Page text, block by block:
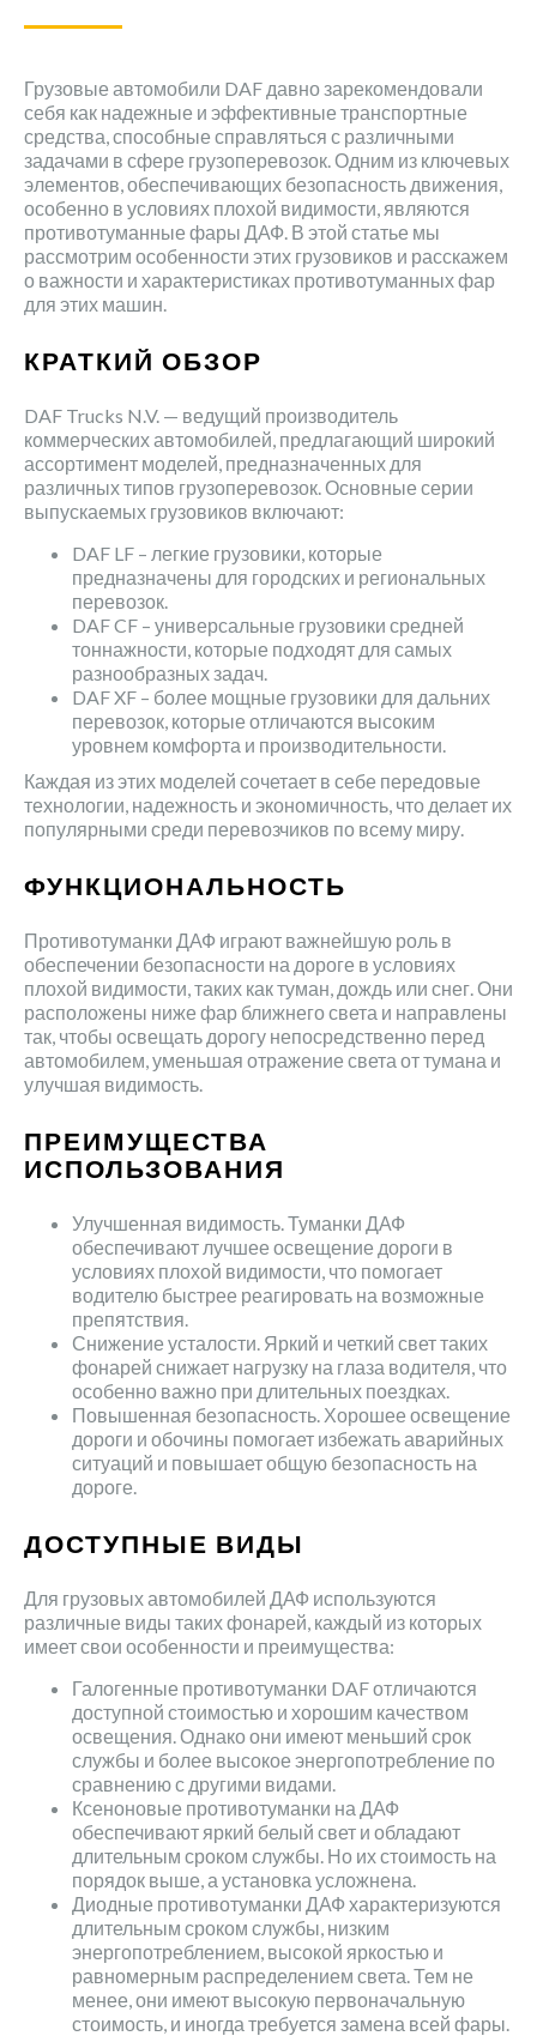
Грузовые автомобили DAF давно зарекомендовали
себя как надежные и эффективные транспортные
средства, способные справляться с различными
задачами в сфере грузоперевозок. Одним из ключевых
элементов, обеспечивающих безопасность движения,
особенно в условиях плохой видимости, являются
противотуманные фары ДАФ. В этой статье мы
рассмотрим особенности этих грузовиков и расскажем
о важности и характеристиках противотуманных фар
для этих машин.
КРАТКИЙ ОБЗОР
DAF Trucks N.V. — ведущий производитель
коммерческих автомобилей, предлагающий широкий
ассортимент моделей, предназначенных для
различных типов грузоперевозок. Основные серии
выпускаемых грузовиков включают:
DAF LF – легкие грузовики, которые
предназначены для городских и региональных
перевозок.
DAF CF – универсальные грузовики средней
тоннажности, которые подходят для самых
разнообразных задач.
DAF XF – более мощные грузовики для дальних
перевозок, которые отличаются высоким
уровнем комфорта и производительности.
Каждая из этих моделей сочетает в себе передовые
технологии, надежность и экономичность, что делает их
популярными среди перевозчиков по всему миру.
ФУНКЦИОНАЛЬНОСТЬ
Противотуманки ДАФ играют важнейшую роль в
обеспечении безопасности на дороге в условиях
плохой видимости, таких как туман, дождь или снег. Они
расположены ниже фар ближнего света и направлены
так, чтобы освещать дорогу непосредственно перед
автомобилем, уменьшая отражение света от тумана и
улучшая видимость.
ПРЕИМУЩЕСТВА
ИСПОЛЬЗОВАНИЯ
Улучшенная видимость. Туманки ДАФ
обеспечивают лучшее освещение дороги в
условиях плохой видимости, что помогает
водителю быстрее реагировать на возможные
препятствия.
Снижение усталости. Яркий и четкий свет таких
фонарей снижает нагрузку на глаза водителя, что
особенно важно при длительных поездках.
Повышенная безопасность. Хорошее освещение
дороги и обочины помогает избежать аварийных
ситуаций и повышает общую безопасность на
дороге.
ДОСТУПНЫЕ ВИДЫ
Для грузовых автомобилей ДАФ используются
различные виды таких фонарей, каждый из которых
имеет свои особенности и преимущества:
Галогенные противотуманки DAF отличаются
доступной стоимостью и хорошим качеством
освещения. Однако они имеют меньший срок
службы и более высокое энергопотребление по
сравнению с другими видами.
Ксеноновые противотуманки на ДАФ
обеспечивают яркий белый свет и обладают
длительным сроком службы. Но их стоимость на
порядок выше, а установка усложнена.
Диодные противотуманки ДАФ характеризуются
длительным сроком службы, низким
энергопотреблением, высокой яркостью и
равномерным распределением света. Тем не
менее, они имеют высокую первоначальную
стоимость, и иногда требуется замена всей фары.